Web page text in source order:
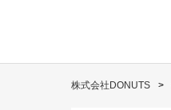
株式会社DONUTS